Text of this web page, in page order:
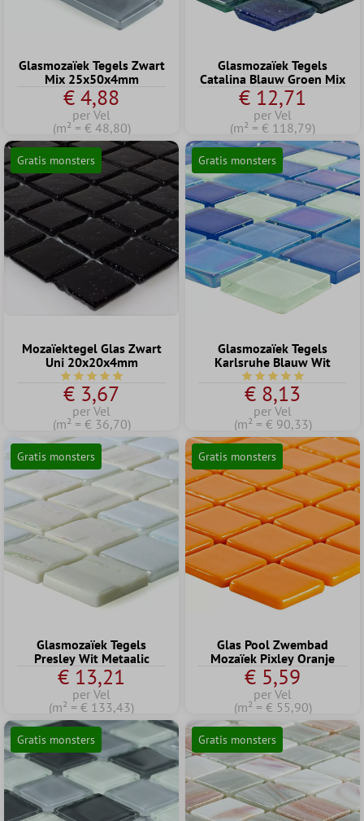
Glasmozaïek Tegels Zwart
Mix 25x50x4mm
€ 4,88
per Vel
(m² = € 48,80)
Glasmozaïek Tegels
Catalina Blauw Groen Mix
€ 12,71
per Vel
(m² = € 118,79)
Gratis monsters
Mozaïektegel Glas Zwart
Uni 20x20x4mm
Gemiddelde waardering van 5 van 5 sterren
€ 3,67
per Vel
(m² = € 36,70)
Gratis monsters
Glasmozaïek Tegels
Karlsruhe Blauw Wit
Gemiddelde
€ 8,13
per Vel
(m² = € 90,33)
Gratis monsters
Glasmozaïek Tegels
Presley Wit Metaalic
€ 13,21
per Vel
(m² = € 133,43)
Gratis monsters
Glas Pool Zwembad
Mozaïek Pixley Oranje
€ 5,59
per Vel
(m² = € 55,90)
Gratis monsters Gratis monsters